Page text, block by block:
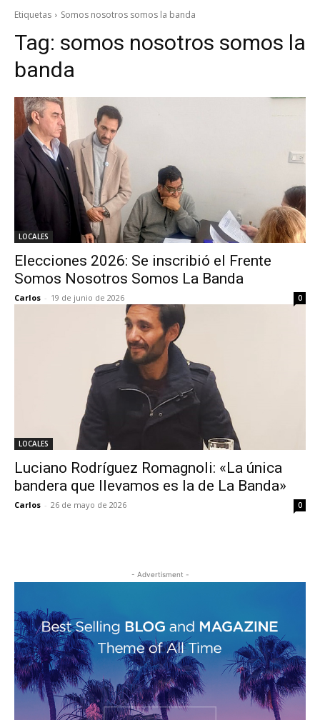
Etiquetas Somos nosotros somos la banda
Tag: somos nosotros somos la
banda
LOCALES
Elecciones 2026: Se inscribió el Frente
Somos Nosotros Somos La Banda
Carlos - 19 de junio de 2026 0
LOCALES
Luciano Rodríguez Romagnoli: «La única
bandera que llevamos es la de La Banda»
Carlos - 26 de mayo de 2026 0
- Advertisment -